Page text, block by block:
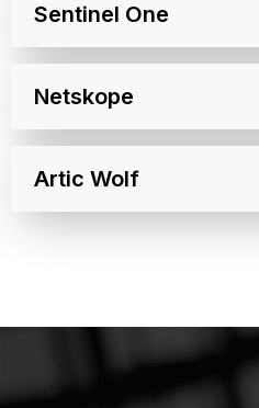
Sentinel One
Netskope
Artic Wolf